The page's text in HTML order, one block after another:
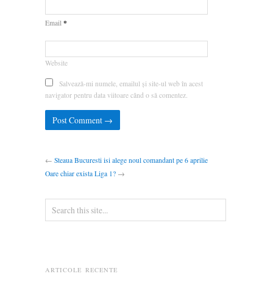
Email *
Website
Salvează-mi numele, emailul și site-ul web în acest
navigator pentru data viitoare când o să comentez.
← Steaua Bucuresti isi alege noul comandant pe 6 aprilie
Oare chiar exista Liga 1? →
ARTICOLE RECENTE